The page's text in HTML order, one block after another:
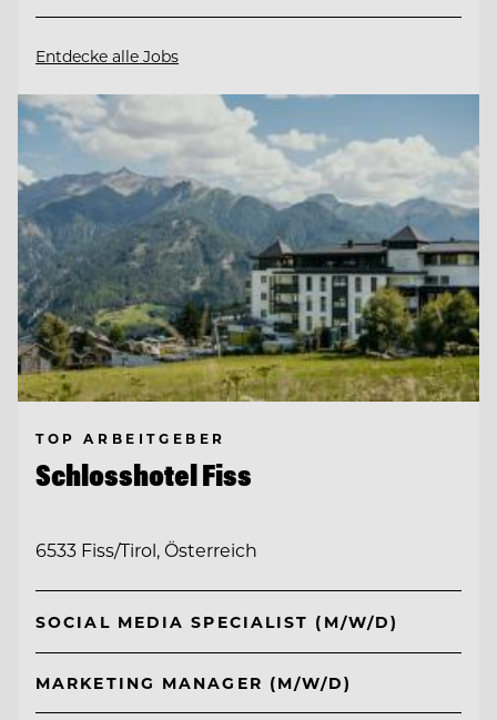
Entdecke alle Jobs
TOP ARBEITGEBER
Schlosshotel Fiss
6533 Fiss/Tirol, Österreich
SOCIAL MEDIA SPECIALIST (M/W/D)
MARKETING MANAGER (M/W/D)